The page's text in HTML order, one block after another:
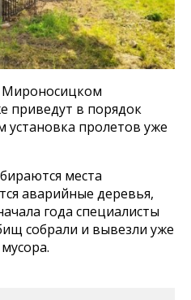
приведут в порядок
установка пролетов уже
места
аварийные деревья,
года специалисты
собрали и вывезли уже